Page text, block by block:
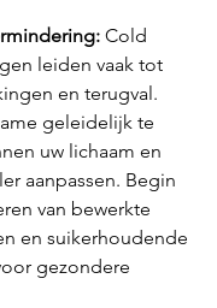
Cold
leiden vaak tot
en terugval.
geleidelijk te
uw lichaam en
aanpassen. Begin
van bewerkte
en suikerhoudende
gezondere